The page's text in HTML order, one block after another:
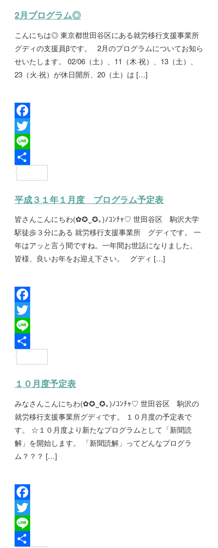
o
o
k
t
e
r
e
2月プログラム◎
こんにちは◎ 東京都世田谷区にある就労移行支援事業所
グディの支援員βです。 2月のプログラムについてお知ら
せいたします。 02/06（土）、11（木·祝）、13（土）、
23（火·祝）が休日開所、20（土）は […]
F
a
c
e
o
o
k
T
w
i
t
e
r
L
i
e
平成３１年１月度 プログラム予定表
皆さんこんにちわ(✿✪‿✪｡)ﾉｺﾝﾁｬ♡ 世田谷区 駒沢大学
駅徒歩３分にある 就労移行支援事業所 グディです。 一
年はアッと言う間ですね。一年間お世話になりました。
皆様、良いお年をお迎え下さい。 グディ […]
F
a
c
e
o
o
k
T
w
i
t
e
r
L
i
e１０月度予定表
みなさんこんにちわ(✿✪‿✪｡)ﾉｺﾝﾁｬ♡ 世田谷区 駒沢の
就労移行支援事業所グディです。 １０月度の予定表で
す。 ☆１０月度より新たなプログラムとして「新聞読
解」を開始します。 「新聞読解」ってどんなプログラ
ム？？？ […]
F
a
c
T
w
L